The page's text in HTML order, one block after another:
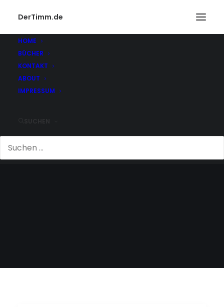
DerTimm.de
HOME
BÜCHER
KONTAKT
ABOUT
IMPRESSUM